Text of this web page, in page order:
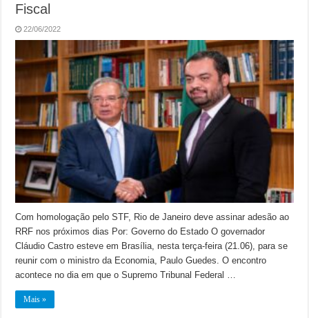
Fiscal
22/06/2022
Com homologação pelo STF, Rio de Janeiro deve assinar adesão ao
RRF nos próximos dias Por: Governo do Estado O governador
Cláudio Castro esteve em Brasília, nesta terça-feira (21.06), para se
reunir com o ministro da Economia, Paulo Guedes. O encontro
acontece no dia em que o Supremo Tribunal Federal …
Mais »